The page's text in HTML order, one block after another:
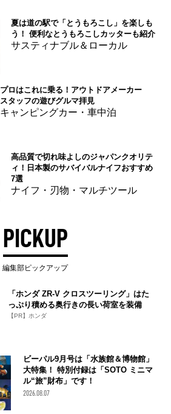
夏は道の駅で「とうもろこし」を楽しも
う！ 便利なとうもろこしカッターも紹介
サスティナブル＆ローカル
プロはこれに乗る！アウトドアメーカー
スタッフの遊びグルマ拝見
キャンピングカー・車中泊
高品質で切れ味よしのジャパンクオリテ
ィ！日本製のサバイバルナイフおすすめ
7選
ナイフ・刃物・マルチツール
PICKUP
編集部ピックアップ
「ホンダ ZR-V クロスツーリング」はた
っぷり積める奥行きの長い荷室を装備
【PR】ホンダ
ビーパル9月号は「水族館＆博物館」
大特集！ 特別付録は「SOTO ミニマ
ル“旅”財布」です！
2026.08.07